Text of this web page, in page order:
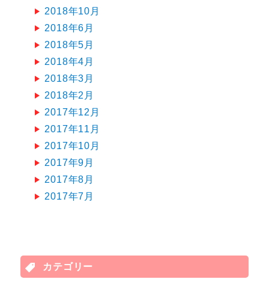
2018年10月
2018年6月
2018年5月
2018年4月
2018年3月
2018年2月
2017年12月
2017年11月
2017年10月
2017年9月
2017年8月
2017年7月
カテゴリー